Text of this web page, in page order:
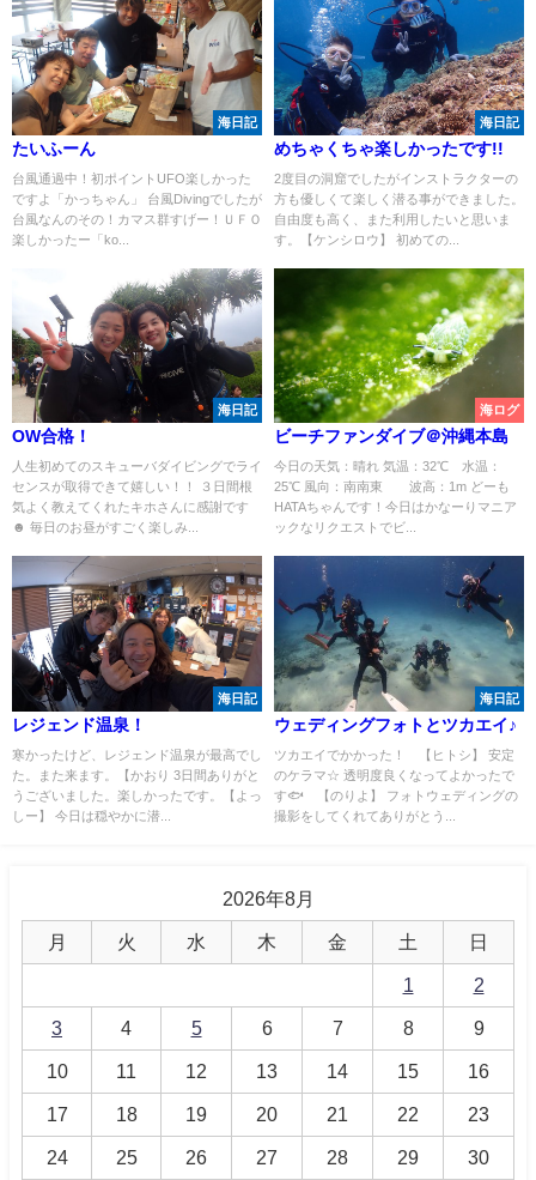
海日記
たいふーん
台風通過中！初ポイントUFO楽しかった
ですよ「かっちゃん」 台風Divingでしたが
台風なんのその！カマス群すげー！ＵＦＯ
楽しかったー「ko...
海日記
めちゃくちゃ楽しかったです!!
2度目の洞窟でしたがインストラクターの
方も優しくて楽しく潜る事ができました。
自由度も高く、また利用したいと思いま
す。【ケンシロウ】 初めての...
海日記
OW合格！
人生初めてのスキューバダイビングでライ
センスが取得できて嬉しい！！ ３日間根
気よく教えてくれたキホさんに感謝です
☻ 毎日のお昼がすごく楽しみ...
海ログ
ビーチファンダイブ＠沖縄本島
今日の天気：晴れ 気温：32℃ 水温：
25℃ 風向：南南東 波高：1m どーも
HATAちゃんです！今日はかなーりマニア
ックなリクエストでビ...
海日記
レジェンド温泉！
寒かったけど、レジェンド温泉が最高でし
た。また来ます。【かおり 3日間ありがと
うございました。楽しかったです。【よっ
しー】 今日は穏やかに潜...
海日記
ウェディングフォトとツカエイ♪
ツカエイでかかった！ 【ヒトシ】 安定
のケラマ☆ 透明度良くなってよかったで
す🐟 【のりよ】 フォトウェディングの
撮影をしてくれてありがとう...
2026年8月
月 火 水 木 金 土 日
1 2
3 4 5 6 7 8 9
10 11 12 13 14 15 16
17 18 19 20 21 22 23
24 25 26 27 28 29 30